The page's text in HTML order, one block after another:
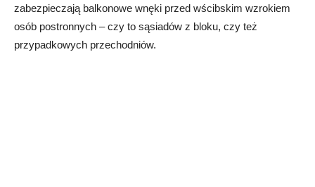
zabezpieczają balkonowe wnęki przed wścibskim wzrokiem
osób postronnych – czy to sąsiadów z bloku, czy też
przypadkowych przechodniów.